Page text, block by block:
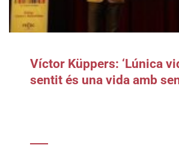
Víctor Küppers: ‘Lúnica
sentit és una vida amb